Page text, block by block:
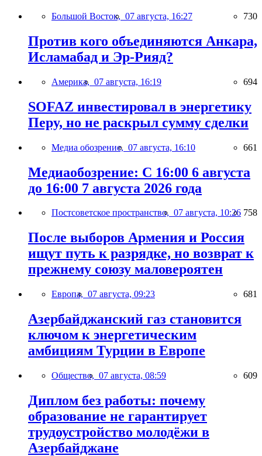
Большой Восток, 07 августа, 16:27 730
Против кого объединяются Анкара,
Исламабад и Эр-Рияд?
Америка, 07 августа, 16:19 694
SOFAZ инвестировал в энергетику
Перу, но не раскрыл сумму сделки
Медиа обозрение, 07 августа, 16:10 661
Медиаобозрение: С 16:00 6 августа
до 16:00 7 августа 2026 года
Постсоветское пространство, 07 августа, 10:26 758
После выборов Армения и Россия
ищут путь к разрядке, но возврат к
прежнему союзу маловероятен
Европа, 07 августа, 09:23 681
Азербайджанский газ становится
ключом к энергетическим
амбициям Турции в Европе
Общество, 07 августа, 08:59 609
Диплом без работы: почему
образование не гарантирует
трудоустройство молодёжи в
Азербайджане